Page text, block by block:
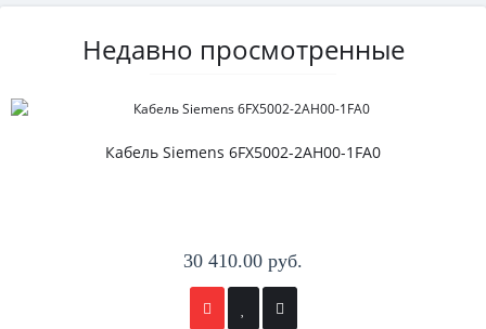
Недавно просмотренные
Кабель Siemens 6FX5002-2AH00-1FA0
30 410.00 руб.